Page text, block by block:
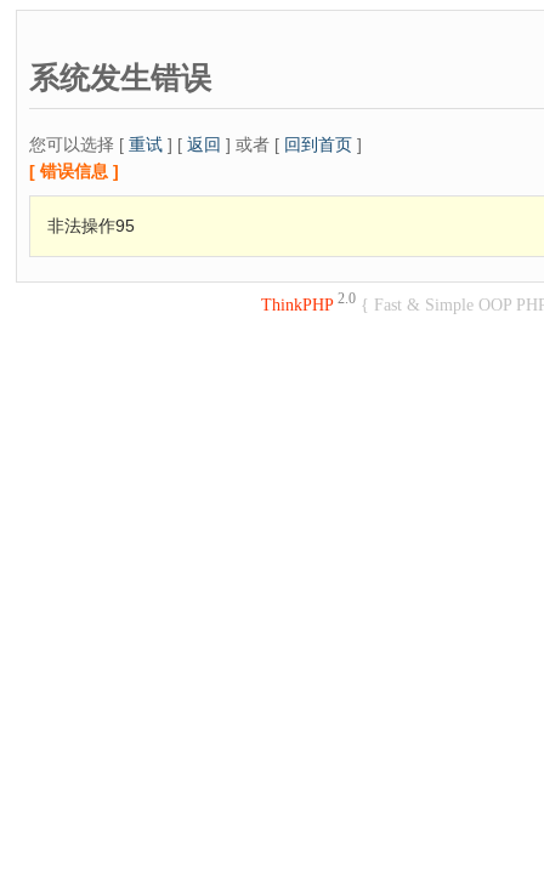
系统发生错误
您可以选择 [ 重试 ] [ 返回 ] 或者 [ 回到首页 ]
[ 错误信息 ]
非法操作95
ThinkPHP 2.0 { Fast & Simple OOP